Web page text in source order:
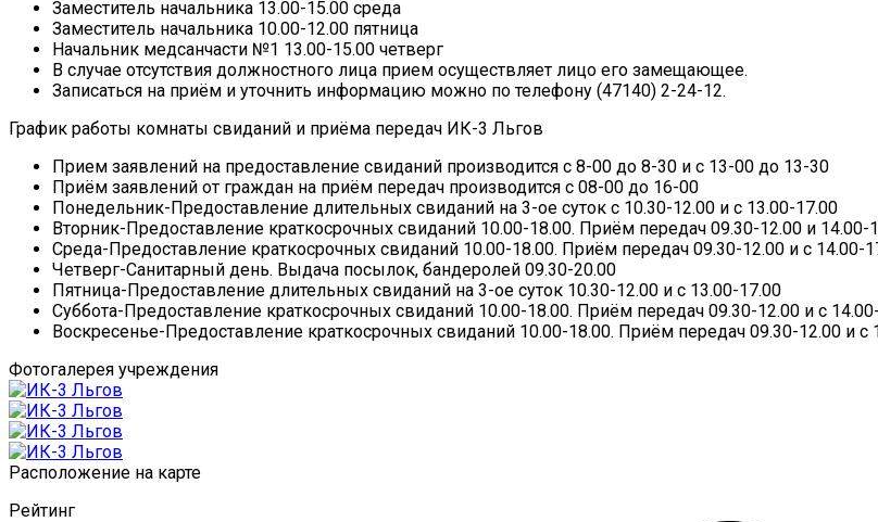
Заместитель начальника 13.00-15.00 среда
Заместитель начальника 10.00-12.00 пятница
Начальник медсанчасти №1 13.00-15.00 четверг
В случае отсутствия должностного лица прием осуществляет лицо его замещающее.
Записаться на приём и уточнить информацию можно по телефону (47140) 2-24-12.
График работы комнаты свиданий и приёма передач ИК-3 Льгов
Прием заявлений на предоставление свиданий производится с 8-00 до 8-30 и с 13-00 до 13-30
Приём заявлений от граждан на приём передач производится с 08-00 до 16-00
Понедельник-Предоставление длительных свиданий на 3-ое суток с 10.30-12.00 и с 13.00-17.00
Вторник-Предоставление краткосрочных свиданий 10.00-18.00. Приём передач 09.30-12.00 и 14.00-
Среда-Предоставление краткосрочных свиданий 10.00-18.00. Приём передач 09.30-12.00 и с 14.00-
Четверг-Санитарный день. Выдача посылок, бандеролей 09.30-20.00
Пятница-Предоставление длительных свиданий на 3-ое суток 10.30-12.00 и с 13.00-17.00
Суббота-Предоставление краткосрочных свиданий 10.00-18.00. Приём передач 09.30-12.00 и с
Воскресенье-Предоставление краткосрочных свиданий 10.00-18.00. Приём передач 09.30-12.00 и с
Фотогалерея учреждения
Расположение на карте
Рейтинг